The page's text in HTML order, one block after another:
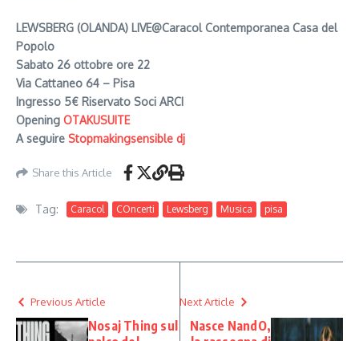
LEWSBERG (OLANDA) LIVE@Caracol Contemporanea Casa del
Popolo
Sabato 26 ottobre ore 22
Via Cattaneo 64 – Pisa
Ingresso 5€ Riservato Soci ARCI
Opening OTAKUSUITE
A seguire Stopmakingsensible dj
Share this Article
Tag: Caracol COncerti Lewsberg Musica pisa
Previous Article
Nosaj Thing sul
Next Article
Nasce NandO,